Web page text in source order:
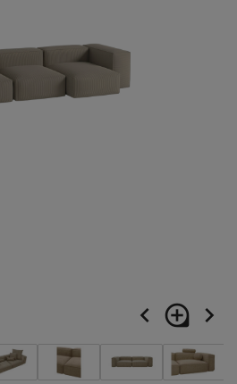
navigate_before loupe navigate_next